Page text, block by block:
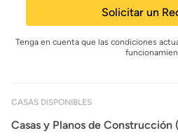
Solicitar un
Tenga en cuenta que las condiciones
CASAS DISPONIBLES
Casas y Planos de Construcción